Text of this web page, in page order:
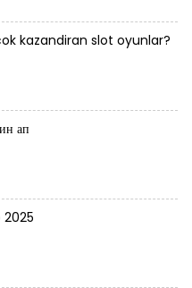
kazandiran slot oyunlar?
ап